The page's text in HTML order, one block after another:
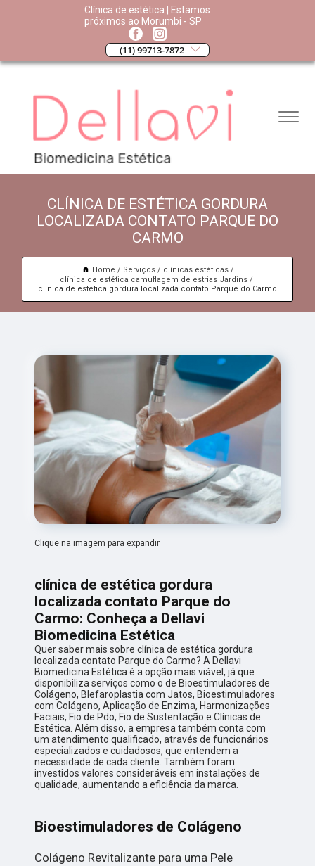
Clínica de estética | Estamos
próximos ao Morumbi - SP
(11) 99713-7872
CLÍNICA DE ESTÉTICA GORDURA
LOCALIZADA CONTATO PARQUE DO
CARMO
Home Serviços
clínicas estéticas
clínica de estética camuflagem de estrias Jardins
clínica de estética gordura localizada contato Parque do Carmo
Clique na imagem para expandir
clínica de estética gordura
localizada contato Parque do
Carmo: Conheça a Dellavi
Biomedicina Estética
Quer saber mais sobre clínica de estética gordura
localizada contato Parque do Carmo? A Dellavi
Biomedicina Estética é a opção mais viável, já que
disponibiliza serviços como o de Bioestimuladores de
Colágeno, Blefaroplastia com Jatos, Bioestimuladores
com Colágeno, Aplicação de Enzima, Harmonizações
Faciais, Fio de Pdo, Fio de Sustentação e Clínicas de
Estética. Além disso, a empresa também conta com
um atendimento qualificado, através de funcionários
especializados e cuidadosos, que entendem a
necessidade de cada cliente. Também foram
investidos valores consideráveis em instalações de
qualidade, aumentando a eficiência da marca.
Bioestimuladores de Colágeno
Colágeno Revitalizante para uma Pele